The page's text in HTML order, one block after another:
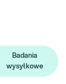
Badania
wysyłkowe